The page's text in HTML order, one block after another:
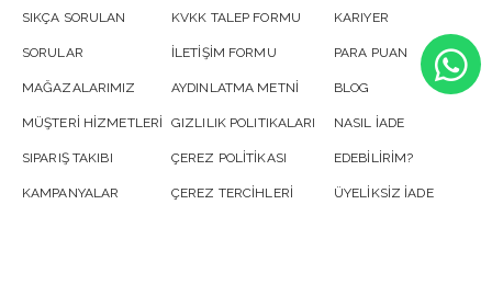
SIKÇA SORULAN
SORULAR
MAĞAZALARIMIZ
MÜŞTERİ HİZMETLERİ
SIPARIŞ TAKIBI
KAMPANYALAR
KVKK TALEP FORMU
İLETİŞİM FORMU
AYDINLATMA METNİ
GIZLILIK POLITIKALARI
ÇEREZ POLİTİKASI
ÇEREZ TERCİHLERİ
KARIYER
PARA PUAN
BLOG
NASIL İADE
EDEBİLİRİM?
ÜYELİKSİZ İADE